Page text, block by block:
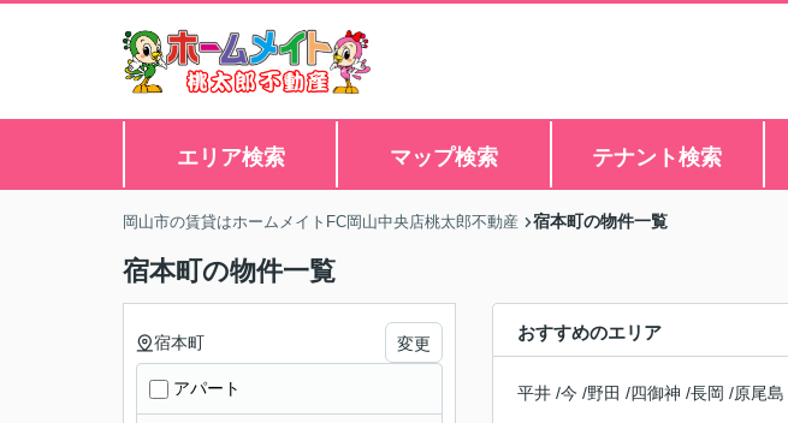
エリア検索 マップ検索 テナント検索
岡山市の賃貸はホームメイトFC岡山中央店桃太郎不動産 宿本町の物件一覧
宿本町の物件一覧
おすすめのエリア
平井 /今 /野田 /四御神 /長岡 /原尾島
宿本町 変更
アパート